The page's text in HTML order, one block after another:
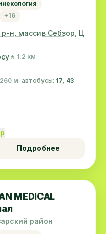
+16
н, массив Себзор, Ц
🚶 1.2 км
260 м· автобусы: 17, 43
Подробнее
MEDICAL
район